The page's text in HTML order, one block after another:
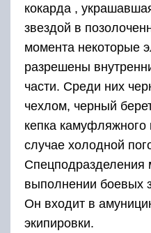
кокарда ,
звездой в
момента некоторые
разрешены
части. Среди них
чехлом, черный
кепка
случае холодной
Спецподразделения
выполнении боевых
Он входит в
экипировки.